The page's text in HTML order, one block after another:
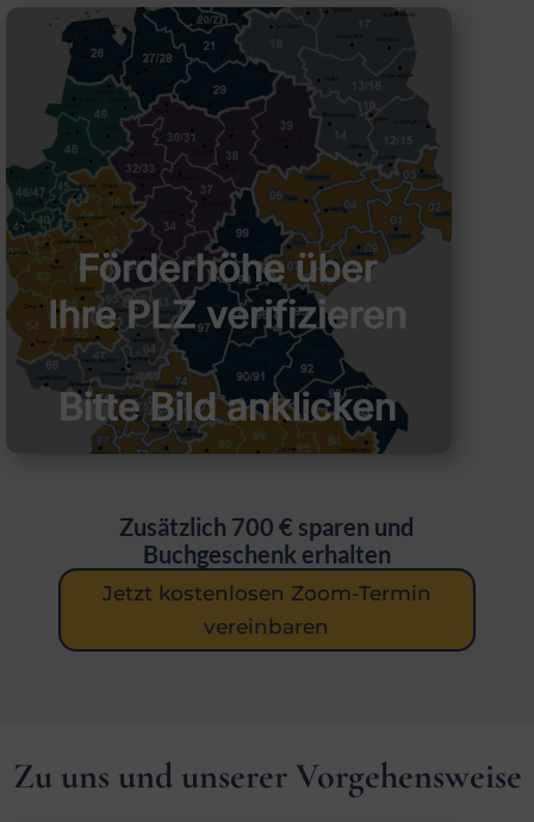
Zusätzlich 700 € sparen und
Buchgeschenk erhalten
Jetzt kostenlosen Zoom-Termin
vereinbaren
Zu uns und unserer Vorgehensweise